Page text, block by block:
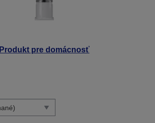
Produkt pre domácnosť